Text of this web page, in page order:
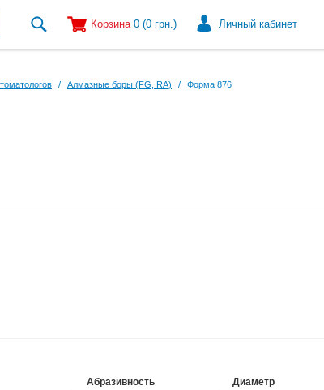
Корзина 0 (0 грн.) Личный кабинет
/ Алмазные боры (FG, RA) / Форма 876
Абразивность Диаметр